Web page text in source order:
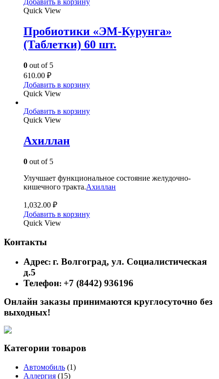
Добавить в корзину
Quick View
Пробиотики «ЭМ-Курунга»
(Таблетки) 60 шт.
0 out of 5
610.00 ₽
Добавить в корзину
Quick View
Добавить в корзину
Quick View
Ахиллан
0 out of 5
Улучшает функциональное состояние желудочно-
кишечного тракта.Ахиллан
1,032.00 ₽
Добавить в корзину
Quick View
Контакты
Адрес: г. Волгоград, ул. Социалистическая
д.5
Телефон: +7 (8442) 936196
Онлайн заказы принимаются круглосуточно без
выходных!
Категории товаров
Автомобиль (1)
Аллергия (15)